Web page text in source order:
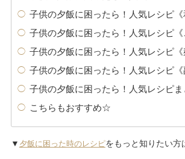
子供の夕飯に困ったら！人気レシピ《
子供の夕飯に困ったら！人気レシピ《
子供の夕飯に困ったら！人気レシピ《
子供の夕飯に困ったら！人気レシピ《
子供の夕飯に困ったら！人気レシピま
こちらもおすすめ☆
▼ 夕飯に困った時のレシピをもっと知りたい方